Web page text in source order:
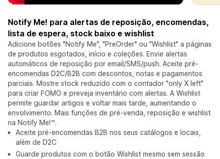
Notify Me! para alertas de reposição, encomendas,
lista de espera, stock baixo e wishlist
Adicione botões "Notify Me", "PreOrder" ou "Wishlist" a páginas
de produtos esgotados, início e coleções. Envie alertas
automáticos de reposição por email/SMS/push. Aceite pré-
encomendas D2C/B2B com descontos, notas e pagamentos
parciais. Mostre stock reduzido com o contador "only X left"
para criar FOMO e preveja inventário com alertas. A Wishlist
permite guardar artigos e voltar mais tarde, aumentando o
envolvimento. Mais funções de pré-venda, reposição e wishlist
na Notify Me!™.
Aceite pré-encomendas B2B nos seus catálogos e locais,
além de D2C
Guarde produtos com o botão Wishlist mesmo sem sessão